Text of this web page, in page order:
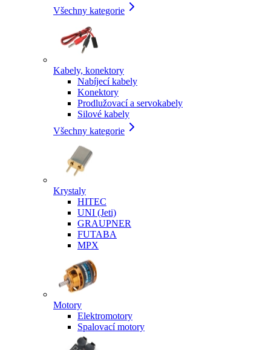
Všechny kategorie
Kabely, konektory
Nabíjecí kabely
Konektory
Prodlužovací a servokabely
Silové kabely
Všechny kategorie
Krystaly
HITEC
UNI (Jeti)
GRAUPNER
FUTABA
MPX
Motory
Elektromotory
Spalovací motory